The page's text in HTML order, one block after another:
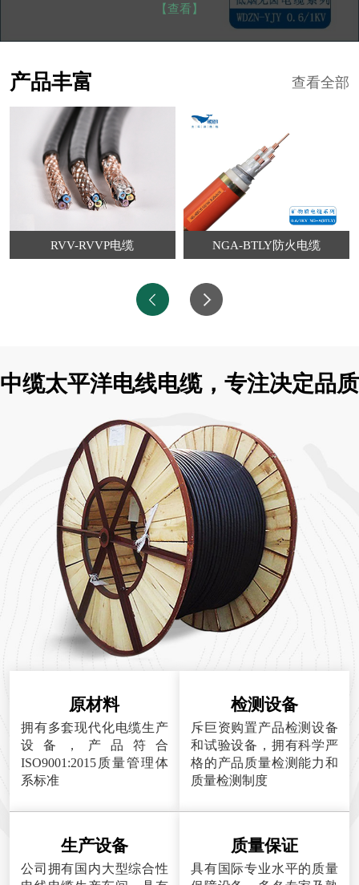
【查看】
查看全部
产品丰富
RVV-RVVP电缆 NGA-BTLY防火电缆
中缆太平洋电线电缆，专注决定品质
原材料
拥有多套现代化电缆生产
设备，产品符合
ISO9001:2015质量管理体
系标准
检测设备
斥巨资购置产品检测设备
和试验设备，拥有科学严
格的产品质量检测能力和
质量检测制度
生产设备
公司拥有国内大型综合性
质量保证
具有国际专业水平的质量